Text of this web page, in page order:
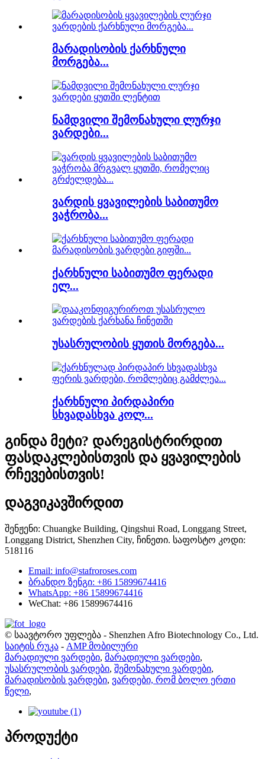
მარადისობის ქარხნული
მორგება...
ნამდვილი შემონახული ლურჯი
ვარდები...
ვარდის ყვავილების საბითუმო
ვაჭრობა...
ქარხნული საბითუმო ფერადი
ელ...
უსასრულობის ყუთის მორგება...
ქარხნული პირდაპირი
სხვადასხვა კოლ...
გინდა მეტი? დარეგისტრირდით
ფასდაკლებისთვის და ყვავილების
რჩევებისთვის!
დაგვიკავშირდით
შენჟენი: Chuangke Building, Qingshui Road, Longgang Street,
Longgang District, Shenzhen City, ჩინეთი. საფოსტო კოდი:
518116
Email: info@stafroroses.com
ბრანდო ზენგი: +86 15899674416
WhatsApp: +86 15899674416
WeChat: +86 15899674416
© საავტორო უფლება - Shenzhen Afro Biotechnology Co., Ltd.
საიტის რუკა - AMP მობილური
მარადიული ვარდები, მარადიული ვარდები,
უსასრულობის ვარდები, შემონახული ვარდები,
მარადისობის ვარდები, ვარდები, რომ ბოლო ერთი
წელი,
პროდუქტი